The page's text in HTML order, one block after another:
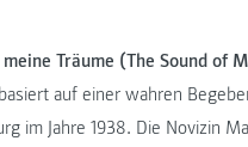
Träume (The Sound of
auf einer wahren
im Jahre 1938. Die Novizin